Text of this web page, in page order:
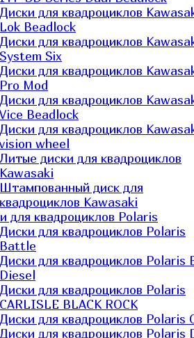
Диски для квадроциклов
Lok Beadlock
Диски для квадроциклов
System Six
Диски для квадроциклов
Pro Mod
Диски для квадроциклов
Vice Beadlock
Диски для квадроциклов
vision wheel
Литые диски для квадроциклов
Kawasaki​
Штампованный диск для
квадроциклов Kawasaki​
для квадроциклов Polaris
Диски для квадроциклов Polaris
Battle
Диски для квадроциклов Polaris
Diesel
Диски для квадроциклов Polaris
CARLISLE BLACK ROCK
Диски для квадроциклов Polaris
Диски для квадроциклов Polaris